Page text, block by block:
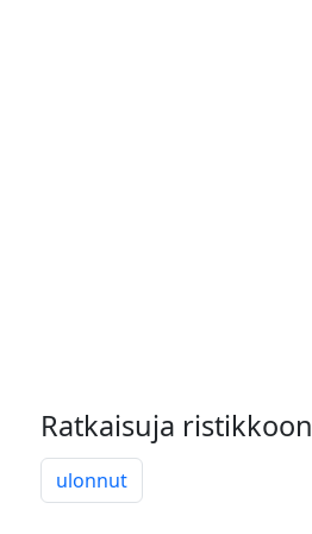
Ratkaisuja ristikkoon
ulonnut